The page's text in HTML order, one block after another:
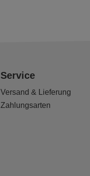
Service
Versand & Lieferung
Zahlungsarten